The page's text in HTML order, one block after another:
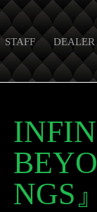
STAFF DEALER
NGS』